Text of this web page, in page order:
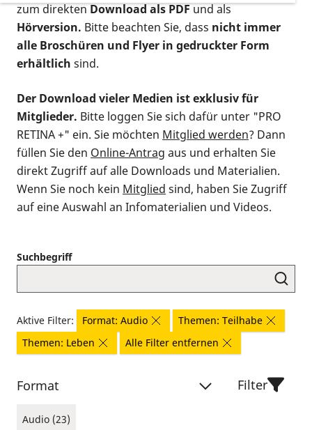
zum direktenDownload als PDFund als
Hörversion. Bitte beachten Sie, dass nicht immer
alle Broschüren und Flyer in gedruckter Form
erhältlich sind.
Der Download vieler Medien ist exklusiv für
Mitglieder. Bitte loggen Sie sich dafür unter "PRO
RETINA +" ein. Sie möchten Mitglied werden? Dann
füllen Sie den Online-Antrag aus und erhalten Sie
direkt Zugriff auf alle Downloads und Materialien.
Wenn Sie noch kein Mitglied sind, haben Sie Zugriff
auf eine Auswahl an Infomaterialien und Videos.
Suchbegriff
Aktive Filter: Format: Audio
Themen: Teilhabe
Themen: Leben
Alle Filter entfernen
Format
Audio (23)
Filter